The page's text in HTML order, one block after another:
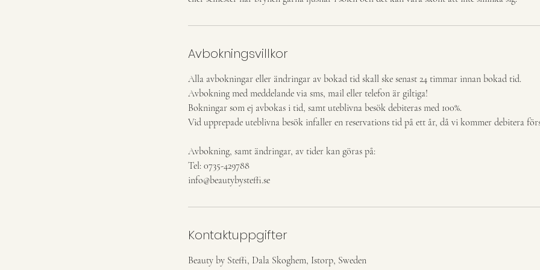
Avbokningsvillkor
Alla avbokningar eller ändringar av bokad tid skall ske senast 24 timmar innan bokad tid.
Avbokning med meddelande via sms, mail eller telefon är giltiga!
Bokningar som ej avbokas i tid, samt uteblivna besök debiteras med 100%.
Vid upprepade uteblivna besök infaller en reservations tid på ett år, då vi kommer debitera
Avbokning, samt ändringar, av tider kan göras på:
Tel: 0735-429788
info@beautybysteffi.se
Kontaktuppgifter
Beauty by Steffi, Dala Skoghem, Istorp, Sweden